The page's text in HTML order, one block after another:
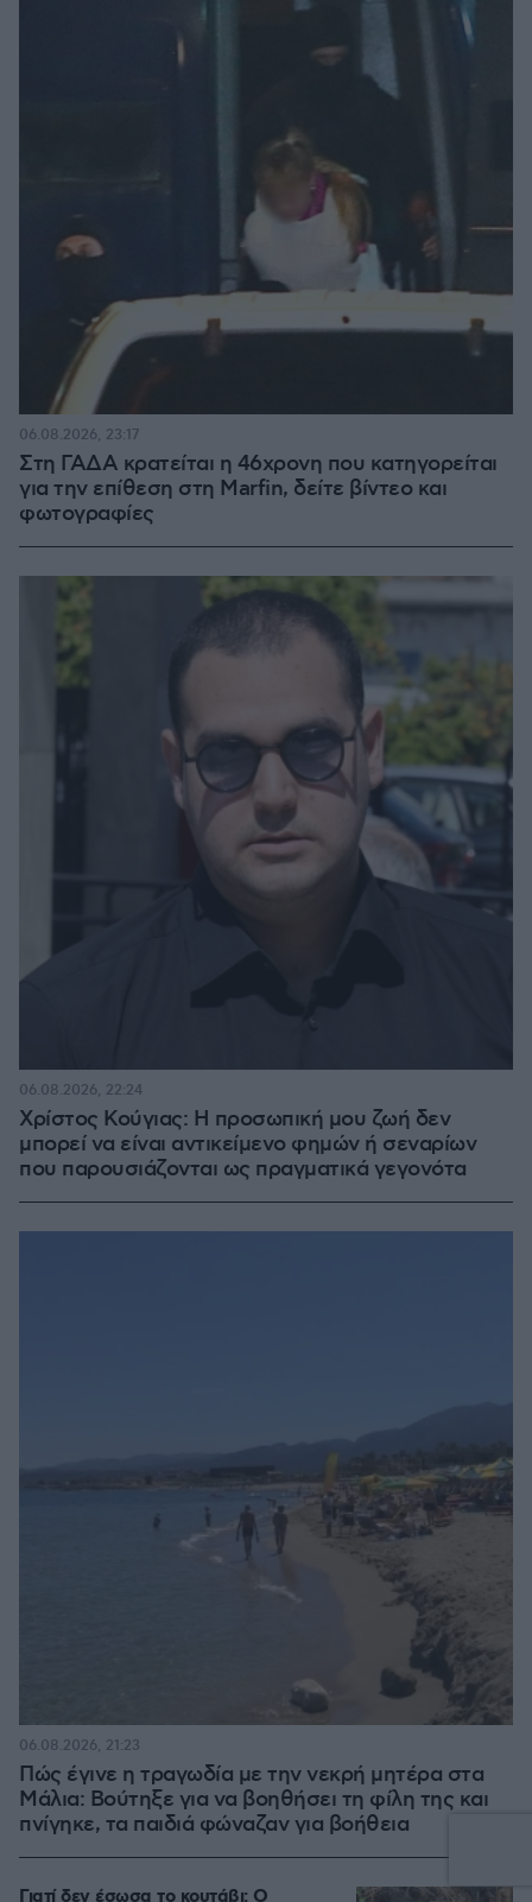
Στη ΓΑΔΑ κρατείται η 46χρονη που κατηγορείται
για την επίθεση στη Marfin, δείτε βίντεο και
φωτογραφίες
06.08.2026, 23:17
Χρίστος Κούγιας: Η προσωπική μου ζωή δεν
μπορεί να είναι αντικείμενο φημών ή σεναρίων
που παρουσιάζονται ως πραγματικά γεγονότα
06.08.2026, 22:24
Πώς έγινε η τραγωδία με την νεκρή μητέρα στα
Μάλια: Βούτηξε για να βοηθήσει τη φίλη της και
πνίγηκε, τα παιδιά φώναζαν για βοήθεια
06.08.2026, 21:23